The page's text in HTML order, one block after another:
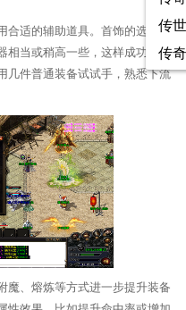
传
传
合适的辅助道具。首饰的选择特
相当或稍高一些，这样成功率会
几件普通装备试试手，熟悉下流
魔、熔炼等方式进一步提升装备